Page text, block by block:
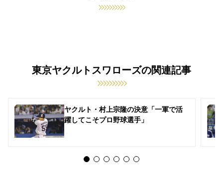
東京ヤクルトスワローズの関連記事
ヤクルト・村上宗隆の決意「一軍で活
躍してこそプロ野球選手」